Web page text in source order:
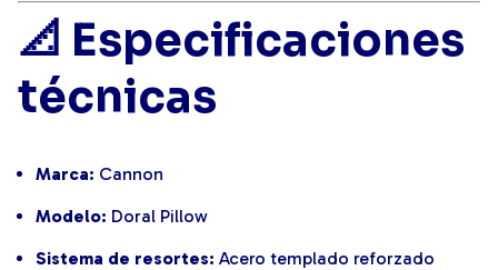
📐 Especificaciones
técnicas
Marca: Cannon
Modelo: Doral Pillow
Sistema de resortes: Acero templado reforzado